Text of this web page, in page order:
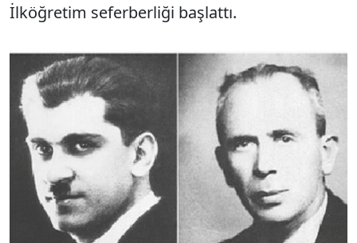
İlköğretim seferberliği başlattı.